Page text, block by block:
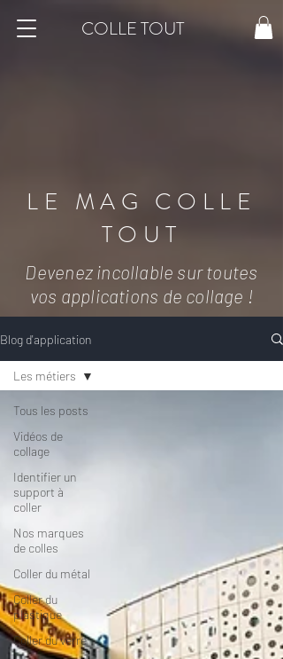
COLLE TOUT
LE MAG COLLE
TOUT
Devenez incollable sur toutes
vos applications de collage !
Blog d'application
Tous les posts
Vidéos de
collage
Identifier un
support à
coller
Nos marques
de colles
Coller du métal
Coller du
plastique
Coller du verre
Les métiers